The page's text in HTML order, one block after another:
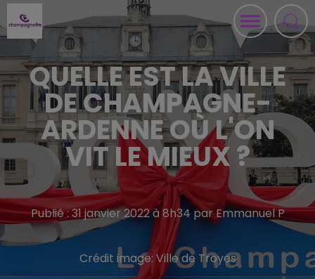
QUELLE EST LA VILLE
DE CHAMPAGNE-
ARDENNE OÙ L'ON
VIT LE MIEUX ?
Publié : 31 janvier 2022 à 8h34 par Emmanuel P
Crédit image: Ville de Troyes